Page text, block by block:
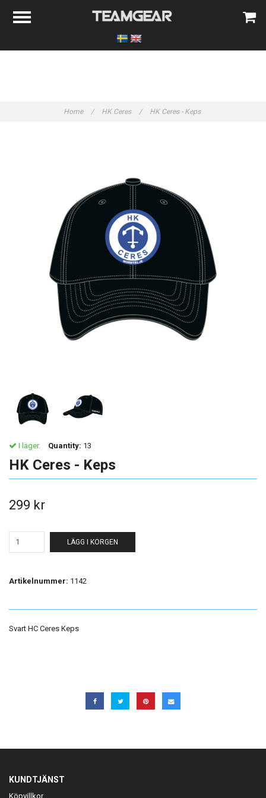
Home / HK Ceres / HK Ceres - Keps
I lager. Quantity: 13
HK Ceres - Keps
299 kr
LÄGG I KORGEN
Artikelnummer: 1142
Svart HC Ceres Keps
KUNDTJÄNST
Köpvillkor